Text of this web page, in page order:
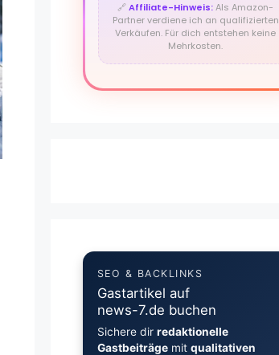
🔗Affiliate-Hinweis:Als Amazon-
Partner verdiene ich an qualifizierten
Verkäufen. Für dich entstehen keine
Mehrkosten.
SEO & BACKLINKS
Gastartikel auf
news-7.de buchen
Sichere dir redaktionelle
Gastbeiträgemit qualitativen